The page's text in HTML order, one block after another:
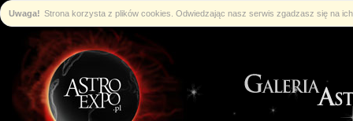
Uwaga! Strona korzysta z plików cookies. Odwiedzając nasz serwis zgadzasz się na